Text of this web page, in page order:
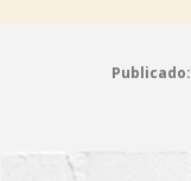
Publicado: